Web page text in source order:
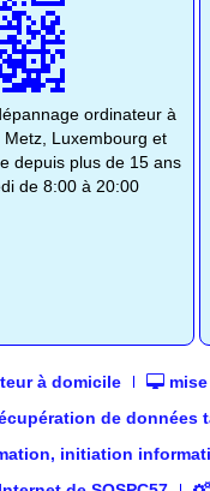
ordinateur à
Luxembourg et
depuis plus de 15 ans
de 8:00 à 20:00
à domicile
de données
initiation